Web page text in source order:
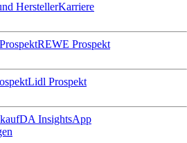
HerstellerKarriere
REWE Prospekt
Lidl Prospekt
kaufDA InsightsApp